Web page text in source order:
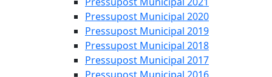
Pressupost Municipal 2020
Pressupost Municipal 2019
Pressupost Municipal 2018
Pressupost Municipal 2017